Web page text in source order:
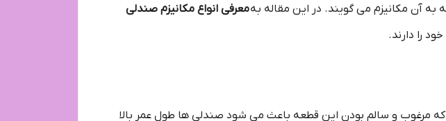
آن مکانیزم می گویند. در این مقاله بهمعرفی انواع مکانیزم صندلی
را دارند.
که مرغوب و سالم بودن این قطعه باعث می شود صندلی ها طول عمر بالا